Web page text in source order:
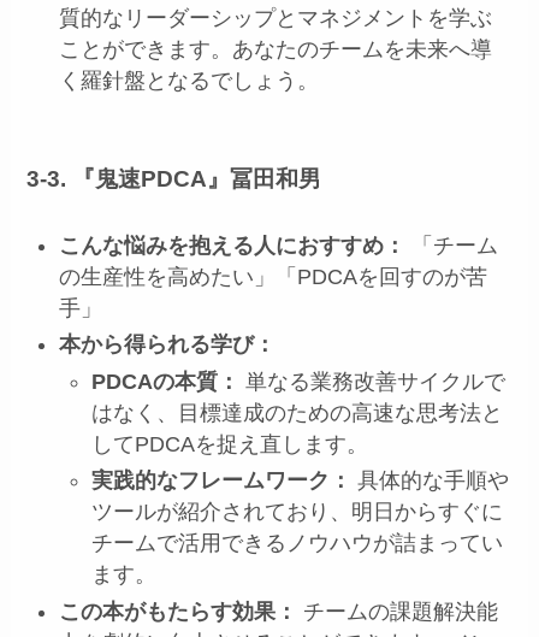
質的なリーダーシップとマネジメントを学ぶ
ことができます。あなたのチームを未来へ導
く羅針盤となるでしょう。
3-3. 『鬼速PDCA』冨田和男
こんな悩みを抱える人におすすめ：
「チーム
の生産性を高めたい」「PDCAを回すのが苦
手」
本から得られる学び：
PDCAの本質： 単なる業務改善サイクルで
はなく、目標達成のための高速な思考法と
してPDCAを捉え直します。
実践的なフレームワーク： 具体的な手順や
ツールが紹介されており、明日からすぐに
チームで活用できるノウハウが詰まってい
ます。
この本がもたらす効果：
チームの課題解決能